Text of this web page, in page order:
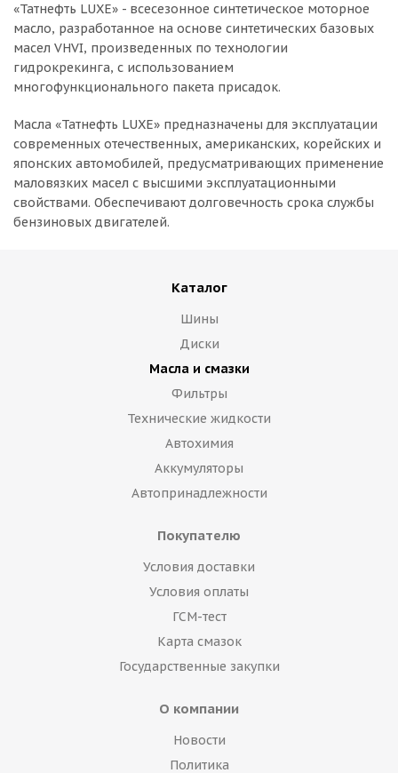
«Татнефть LUXE» - всесезонное синтетическое моторное
масло, разработанное на основе синтетических базовых
масел VHVI, произведенных по технологии
гидрокрекинга, с использованием
многофункционального пакета присадок.
Масла «Татнефть LUXE» предназначены для эксплуатации
современных отечественных, американских, корейских и
японских автомобилей, предусматривающих применение
маловязких масел с высшими эксплуатационными
свойствами. Обеспечивают долговечность срока службы
бензиновых двигателей.
Каталог
Шины
Диски
Масла и смазки
Фильтры
Технические жидкости
Автохимия
Аккумуляторы
Автопринадлежности
Покупателю
Условия доставки
Условия оплаты
ГСМ-тест
Карта смазок
Государственные закупки
О компании
Новости
Политика